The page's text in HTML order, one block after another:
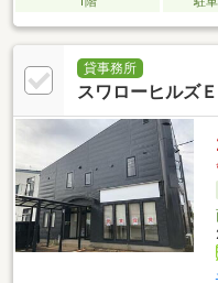
貸事務所
スワローヒルズＥ